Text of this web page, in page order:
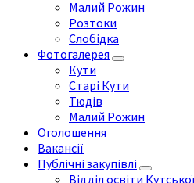
Малий Рожин
Розтоки
Слобідка
Фотогалерея
Кути
Старі Кути
Тюдів
Малий Рожин
Оголошення
Вакансії
Публічні закупівлі
Відділ освіти